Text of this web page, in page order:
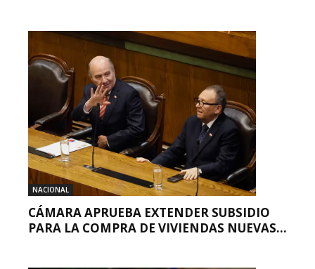
NACIONAL
CÁMARA APRUEBA EXTENDER SUBSIDIO
PARA LA COMPRA DE VIVIENDAS NUEVAS...